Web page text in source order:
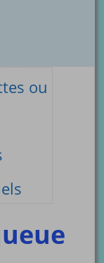
ou